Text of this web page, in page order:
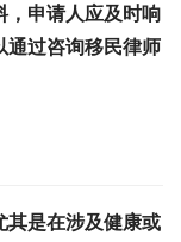
，申请人应及时响
通过咨询移民律师
其是在涉及健康或